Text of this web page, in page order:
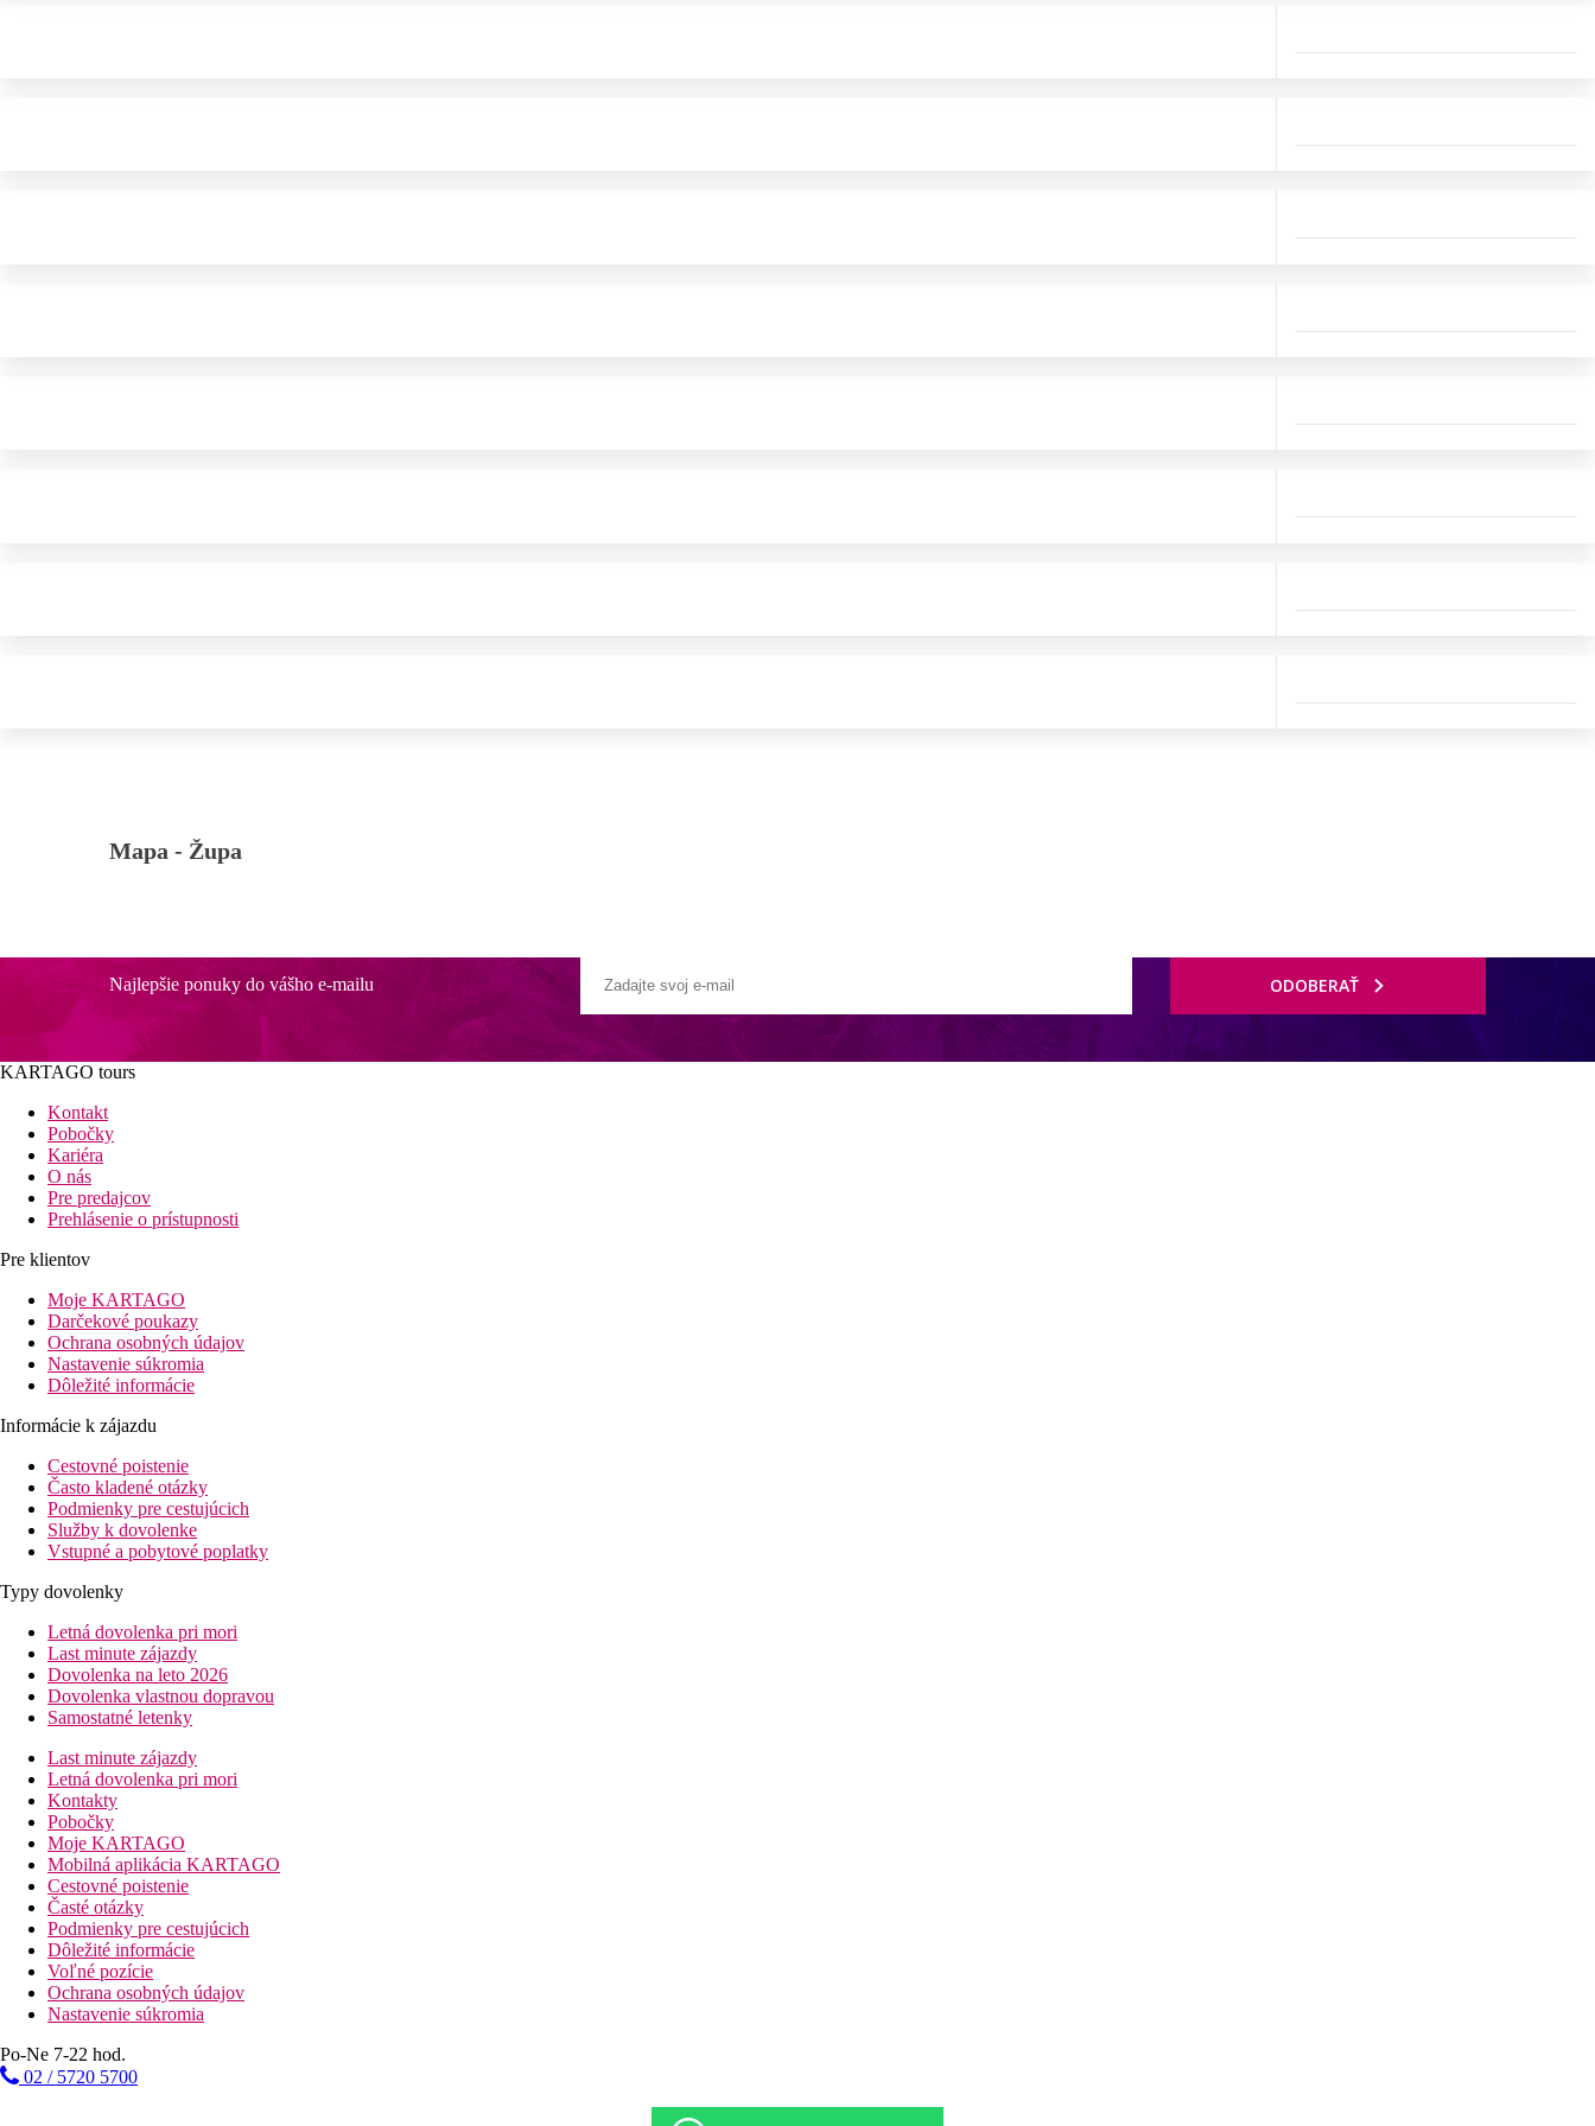
Mapa - Župa
Najlepšie ponuky do vášho e-mailu ODOBERAŤ
KARTAGO tours
Kontakt
Pobočky
Kariéra
O nás
Pre predajcov
Prehlásenie o prístupnosti
Pre klientov
Moje KARTAGO
Darčekové poukazy
Ochrana osobných údajov
Nastavenie súkromia
Dôležité informácie
Informácie k zájazdu
Cestovné poistenie
Často kladené otázky
Podmienky pre cestujúcich
Služby k dovolenke
Vstupné a pobytové poplatky
Typy dovolenky
Letná dovolenka pri mori
Last minute zájazdy
Dovolenka na leto 2026
Dovolenka vlastnou dopravou
Samostatné letenky
Last minute zájazdy
Letná dovolenka pri mori
Kontakty
Pobočky
Moje KARTAGO
Mobilná aplikácia KARTAGO
Cestovné poistenie
Časté otázky
Podmienky pre cestujúcich
Dôležité informácie
Voľné pozície
Ochrana osobných údajov
Nastavenie súkromia
Po-Ne 7-22 hod.
02 / 5720 5700